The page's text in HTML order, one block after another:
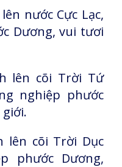
nước Cực Lạc,
Dương, vui tươi
lên cõi Trời Tứ
nghiệp phước
giới.
lên cõi Trời Dục
phước Dương,